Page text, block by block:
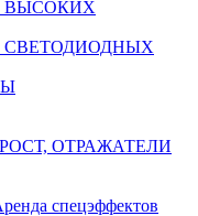
ВЫСОКИХ
ОТРАЖАТЕЛИ
спецэффектов